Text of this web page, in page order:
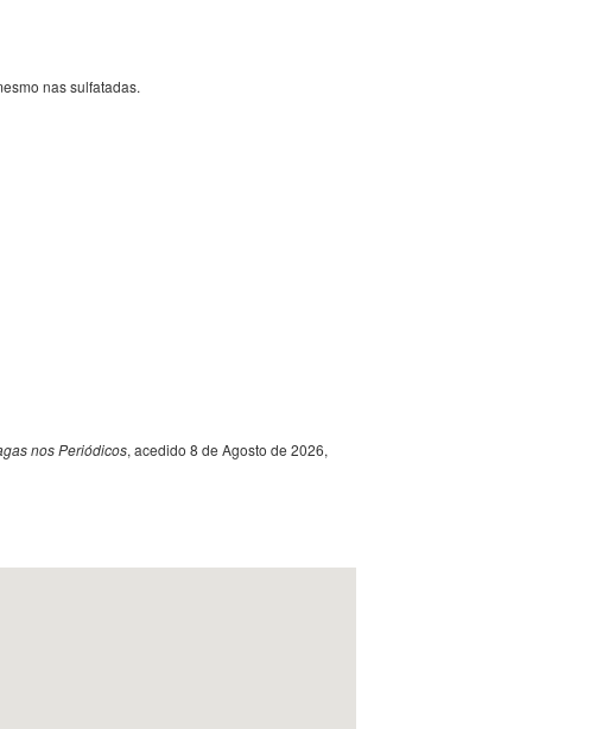
nas sulfatadas.
nos Periódicos, acedido 8 de Agosto de 2026,